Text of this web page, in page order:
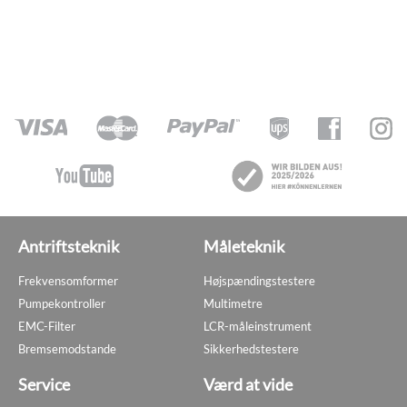
Antriftsteknik
Frekvensomformer
Pumpekontroller
EMC-Filter
Bremsemodstande
Måleteknik
Højspændingstestere
Multimetre
LCR-måleinstrument
Sikkerhedstestere
Service Værd at vide